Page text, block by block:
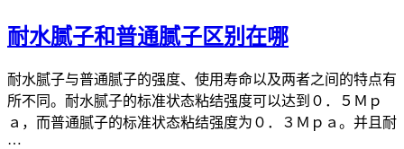
耐水腻子和普通腻子区别在哪
耐水腻子与普通腻子的强度、使用寿命以及两者之间的特点有
所不同。耐水腻子的标准状态粘结强度可以达到０．５Ｍｐ
ａ，而普通腻子的标准状态粘结强度为０．３Ｍｐａ。并且耐
…